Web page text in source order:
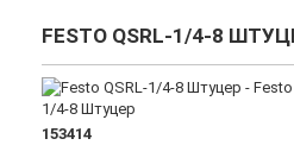
FESTO QSRL-1/4-8
153414